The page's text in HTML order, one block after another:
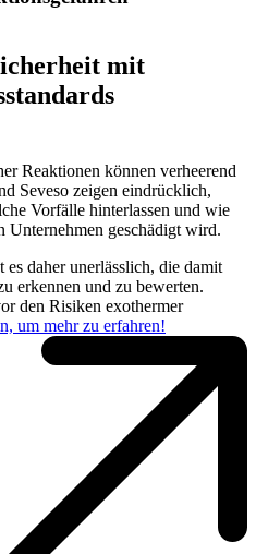
mit
Reaktionen können verheerend
Seveso zeigen eindrücklich,
Vorfälle hinterlassen und wie
Unternehmen geschädigt wird.
daher unerlässlich, die damit
erkennen und zu bewerten.
den Risiken exothermer
um mehr zu erfahren!